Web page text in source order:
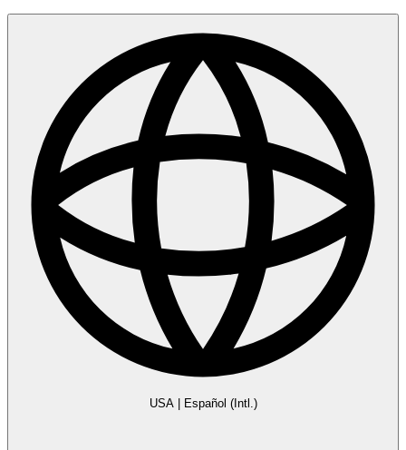
USA| Español (Intl.)